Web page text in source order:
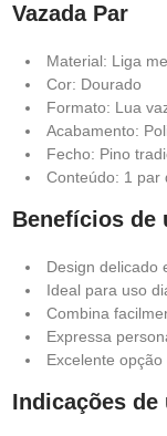
Vazada Par
Material: Liga
Cor: Dourado
Formato: Lua
Acabamento:
Fecho: Pino
Conteúdo: 1 par
Benefícios de
Design delicado
Ideal para uso
Combina
Expressa
Excelente
Indicações de